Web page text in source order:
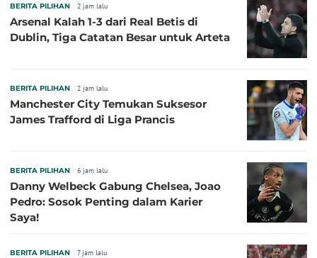
BERITA PILIHAN 2 jam lalu
Arsenal Kalah 1-3 dari Real Betis di
Dublin, Tiga Catatan Besar untuk Arteta
BERITA PILIHAN 2 jam lalu
Manchester City Temukan Suksesor
James Trafford di Liga Prancis
BERITA PILIHAN 6 jam lalu
Danny Welbeck Gabung Chelsea, Joao
Pedro: Sosok Penting dalam Karier
Saya!
BERITA PILIHAN 7 jam lalu